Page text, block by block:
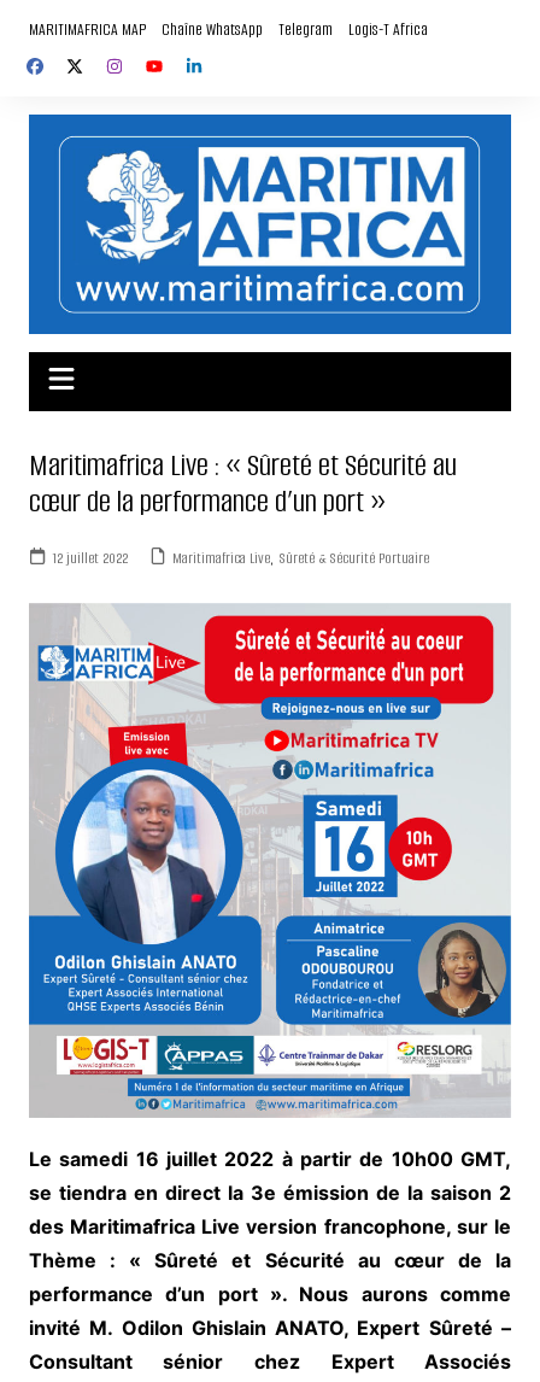
contenu
MARITIMAFRICA MAP Chaîne WhatsApp Telegram Logis-T Africa
Maritimafrica Live : « Sûreté et Sécurité au
cœur de la performance d’un port »
12 juillet 2022 Maritimafrica Live, Sûreté & Sécurité Portuaire
Le samedi 16 juillet 2022 à partir de 10h00 GMT,
se tiendra en direct la 3e émission de la saison 2
des Maritimafrica Live version francophone, sur le
Thème : « Sûreté et Sécurité au cœur de la
performance d’un port ». Nous aurons comme
invité M. Odilon Ghislain ANATO, Expert Sûreté –
Consultant sénior chez Expert Associés